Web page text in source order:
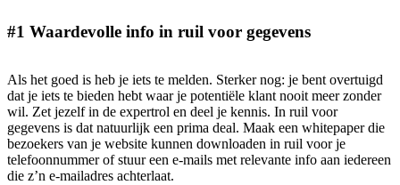
#1 Waardevolle info in ruil voor gegevens
Als het goed is heb je iets te melden. Sterker nog: je bent overtuigd
dat je iets te bieden hebt waar je potentiële klant nooit meer zonder
wil. Zet jezelf in de expertrol en deel je kennis. In ruil voor
gegevens is dat natuurlijk een prima deal. Maak een whitepaper die
bezoekers van je website kunnen downloaden in ruil voor je
telefoonnummer of stuur een e-mails met relevante info aan iedereen
die z’n e-mailadres achterlaat.